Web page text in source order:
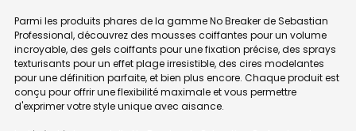
Parmi les produits phares de la gamme No Breaker de Sebastian
Professional, découvrez des mousses coiffantes pour un volume
incroyable, des gels coiffants pour une fixation précise, des sprays
texturisants pour un effet plage irresistible, des cires modelantes
pour une définition parfaite, et bien plus encore. Chaque produit est
conçu pour offrir une flexibilité maximale et vous permettre
d'exprimer votre style unique avec aisance.